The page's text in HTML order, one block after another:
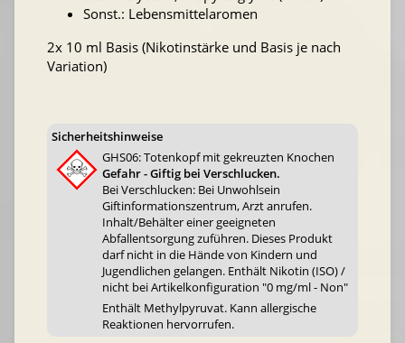
Sonst.: Lebensmittelaromen
2x 10 ml Basis (Nikotinstärke und Basis je nach
Variation)
Sicherheitshinweise
GHS06: Totenkopf mit gekreuzten Knochen
Gefahr - Giftig bei Verschlucken.
Bei Verschlucken: Bei Unwohlsein
Giftinformationszentrum, Arzt anrufen.
Inhalt/Behälter einer geeigneten
Abfallentsorgung zuführen. Dieses Produkt
darf nicht in die Hände von Kindern und
Jugendlichen gelangen. Enthält Nikotin (ISO) /
nicht bei Artikelkonfiguration "0 mg/ml - Non"
Enthält Methylpyruvat. Kann allergische
Reaktionen hervorrufen.